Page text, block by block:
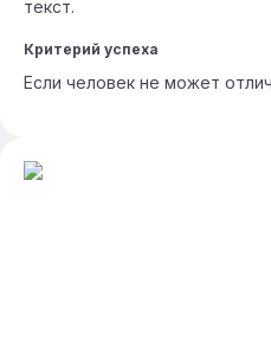
текст.
Критерий успеха
Если человек не может